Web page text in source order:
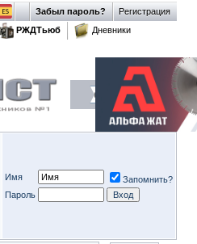
Регистрация
Забыл пароль?
РЖДТьюб
Дневники
Имя
Запомнить?
Пароль